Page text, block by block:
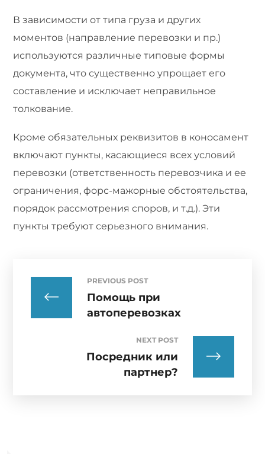
В зависимости от типа груза и других
моментов (направление перевозки и пр.)
используются различные типовые формы
документа, что существенно упрощает его
составление и исключает неправильное
толкование.
Кроме обязательных реквизитов в коносамент
включают пункты, касающиеся всех условий
перевозки (ответственность перевозчика и ее
ограничения, форс-мажорные обстоятельства,
порядок рассмотрения споров, и т.д.). Эти
пункты требуют серьезного внимания.
PREVIOUS POST
Помощь при
автоперевозках
NEXT POST
Посредник или
партнер?